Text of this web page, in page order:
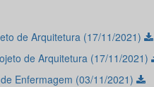
de Arquitetura (17/11/2021)
de Arquitetura (17/11/2021)
Enfermagem (03/11/2021)